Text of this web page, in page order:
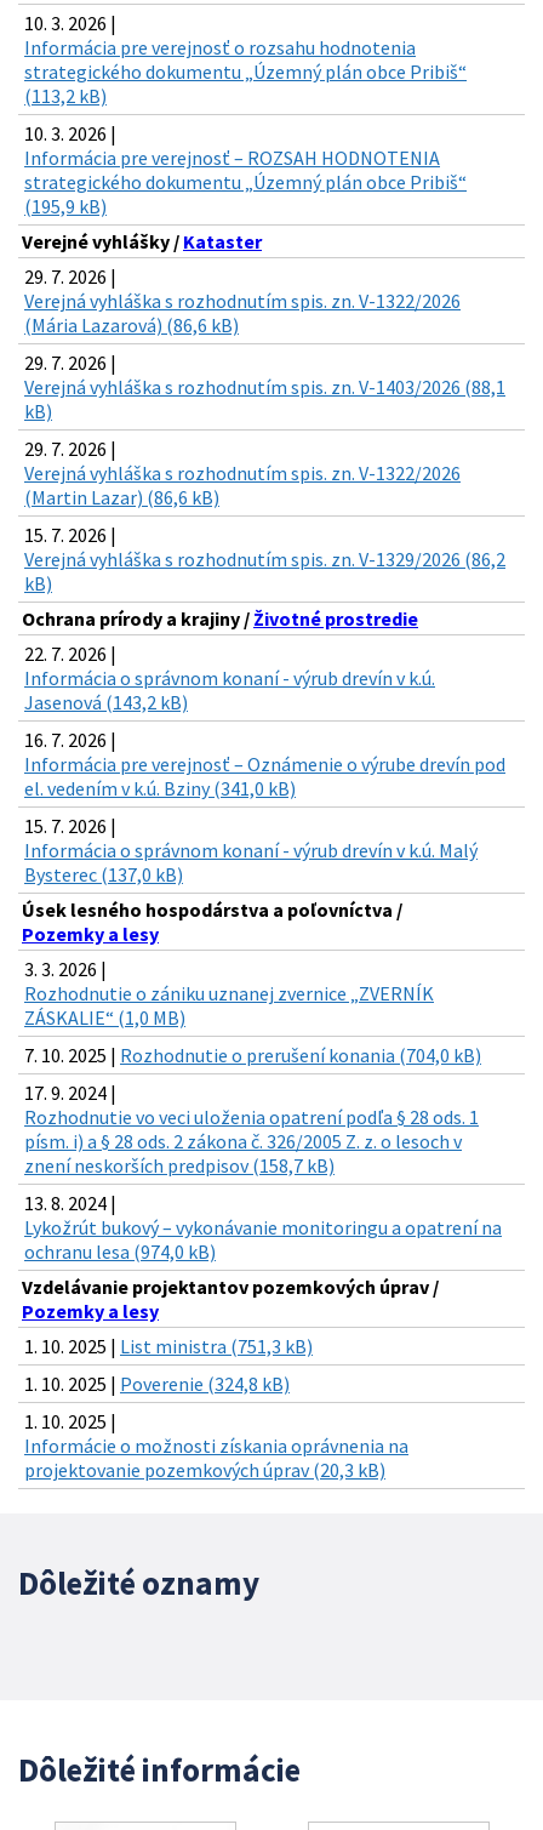
10. 3. 2026 |
Informácia pre verejnosť o rozsahu hodnotenia
strategického dokumentu „Územný plán obce Pribiš“
(113,2 kB)
10. 3. 2026 |
Informácia pre verejnosť – ROZSAH HODNOTENIA
strategického dokumentu „Územný plán obce Pribiš“
(195,9 kB)
Verejné vyhlášky / Kataster
29. 7. 2026 |
Verejná vyhláška s rozhodnutím spis. zn. V-1322/2026
(Mária Lazarová) (86,6 kB)
29. 7. 2026 |
Verejná vyhláška s rozhodnutím spis. zn. V-1403/2026 (88,1
kB)
29. 7. 2026 |
Verejná vyhláška s rozhodnutím spis. zn. V-1322/2026
(Martin Lazar) (86,6 kB)
15. 7. 2026 |
Verejná vyhláška s rozhodnutím spis. zn. V-1329/2026 (86,2
kB)
Ochrana prírody a krajiny / Životné prostredie
22. 7. 2026 |
Informácia o správnom konaní - výrub drevín v k.ú.
Jasenová (143,2 kB)
16. 7. 2026 |
Informácia pre verejnosť – Oznámenie o výrube drevín pod
el. vedením v k.ú. Bziny (341,0 kB)
15. 7. 2026 |
Informácia o správnom konaní - výrub drevín v k.ú. Malý
Bysterec (137,0 kB)
Úsek lesného hospodárstva a poľovníctva /
Pozemky a lesy
3. 3. 2026 |
Rozhodnutie o zániku uznanej zvernice „ZVERNÍK
ZÁSKALIE“ (1,0 MB)
7. 10. 2025 | Rozhodnutie o prerušení konania (704,0 kB)
17. 9. 2024 |
Rozhodnutie vo veci uloženia opatrení podľa § 28 ods. 1
písm. i) a § 28 ods. 2 zákona č. 326/2005 Z. z. o lesoch v
znení neskorších predpisov (158,7 kB)
13. 8. 2024 |
Lykožrút bukový – vykonávanie monitoringu a opatrení na
ochranu lesa (974,0 kB)
Vzdelávanie projektantov pozemkových úprav /
Pozemky a lesy
1. 10. 2025 | List ministra (751,3 kB)
1. 10. 2025 | Poverenie (324,8 kB)
1. 10. 2025 |
Informácie o možnosti získania oprávnenia na
projektovanie pozemkových úprav (20,3 kB)
Dôležité oznamy
Dôležité informácie